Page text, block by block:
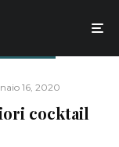
16, 2020
cocktail